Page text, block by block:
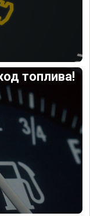
топлива!